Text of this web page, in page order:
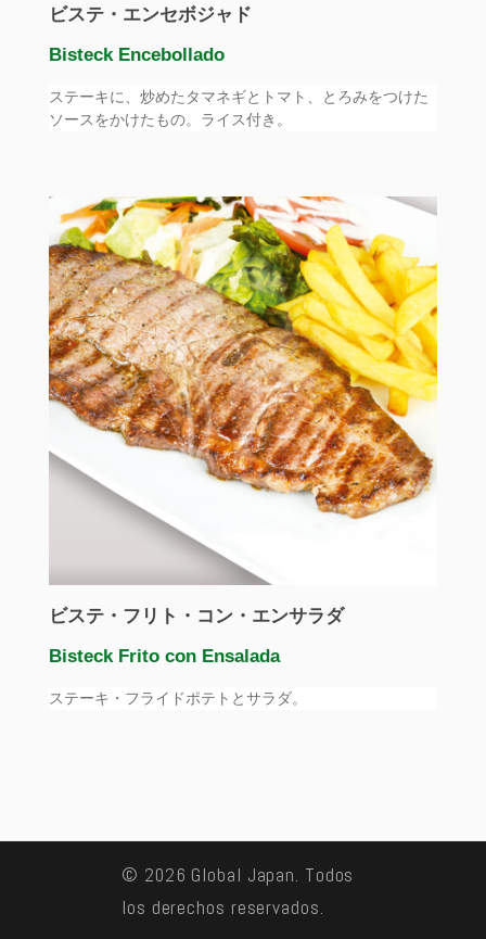
ビステ・エンセボジャド
Bisteck Encebollado
ステーキに、炒めたタマネギとトマト、とろみをつけた
ソースをかけたもの。ライス付き。
ビステ・フリト・コン・エンサラダ
Bisteck Frito con Ensalada
ステーキ・フライドポテトとサラダ。
© 2026 Global Japan. Todos
los derechos reservados.